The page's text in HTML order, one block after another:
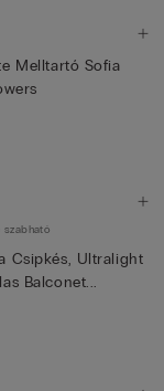
Melltartó Sofia
szabható
Csipkés, Ultralight
Balconet...